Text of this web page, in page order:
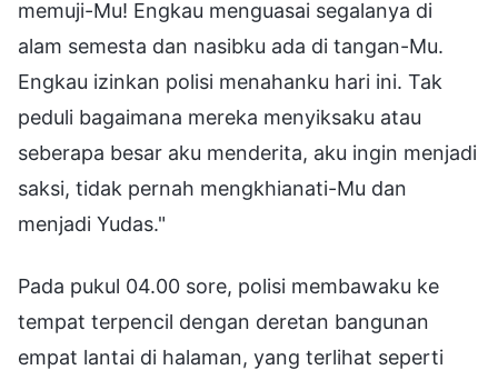
memuji-Mu! Engkau menguasai segalanya di
alam semesta dan nasibku ada di tangan-Mu.
Engkau izinkan polisi menahanku hari ini. Tak
peduli bagaimana mereka menyiksaku atau
seberapa besar aku menderita, aku ingin menjadi
saksi, tidak pernah mengkhianati-Mu dan
menjadi Yudas."
Pada pukul 04.00 sore, polisi membawaku ke
tempat terpencil dengan deretan bangunan
empat lantai di halaman, yang terlihat seperti